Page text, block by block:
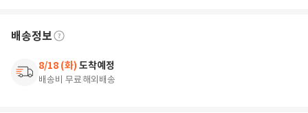
배송정보
8/18 (화) 도착예정
배송비 무료해외배송